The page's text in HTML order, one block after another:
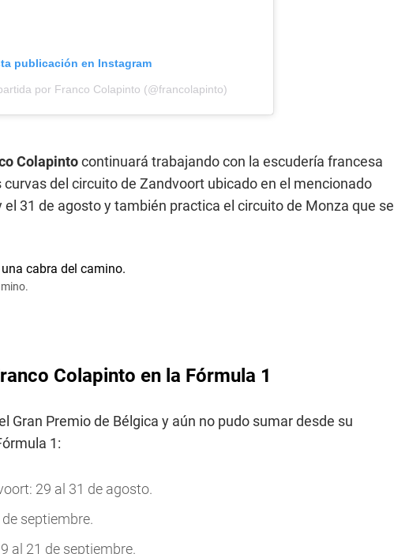
publicación en Instagram
por Franco Colapinto (@francolapinto)
Colapintocontinuará trabajando con la escudería francesa
del circuito de Zandvoort ubicado en el mencionado
31 de agosto y también practica el circuito de Monza que se
Colapinto en la Fórmula 1
Gran Premio de Bélgica y aún no pudo sumar desde su
1:
29 al 31 de agosto.
septiembre.
al 21 de septiembre.